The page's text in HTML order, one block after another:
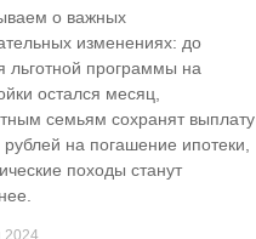
о важных
изменениях: до
льготной программы на
остался месяц,
семьям сохранят выплату
на погашение ипотеки,
походы станут